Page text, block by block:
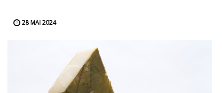
28 MAI 2024